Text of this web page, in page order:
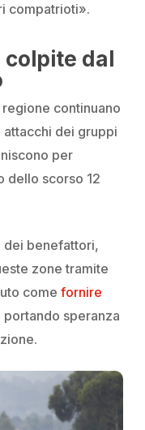
compatrioti».
colpite dal
continuano
attacchi dei gruppi
per
dello scorso 12
dei benefattori,
zone tramite
comefornire
portando speranza